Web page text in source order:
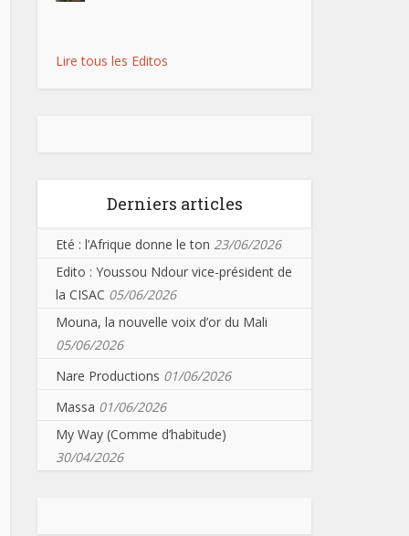
Lire tous les Editos
Derniers articles
Eté : l’Afrique donne le ton 23/06/2026
Edito : Youssou Ndour vice-président de
la CISAC 05/06/2026
Mouna, la nouvelle voix d’or du Mali
05/06/2026
Nare Productions 01/06/2026
Massa 01/06/2026
My Way (Comme d’habitude)
30/04/2026